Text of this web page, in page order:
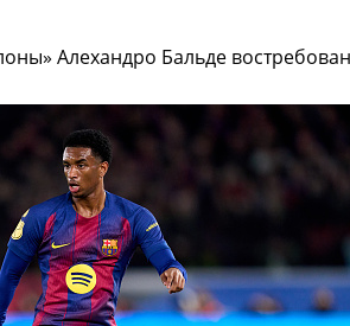
Мира
Алехандро Бальде